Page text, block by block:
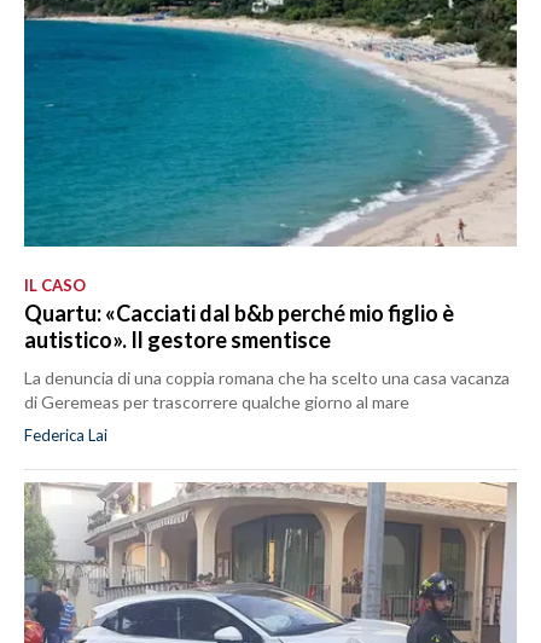
IL CASO
Quartu: «Cacciati dal b&b perché mio figlio è
autistico». Il gestore smentisce
La denuncia di una coppia romana che ha scelto una casa vacanza
di Geremeas per trascorrere qualche giorno al mare
Federica Lai